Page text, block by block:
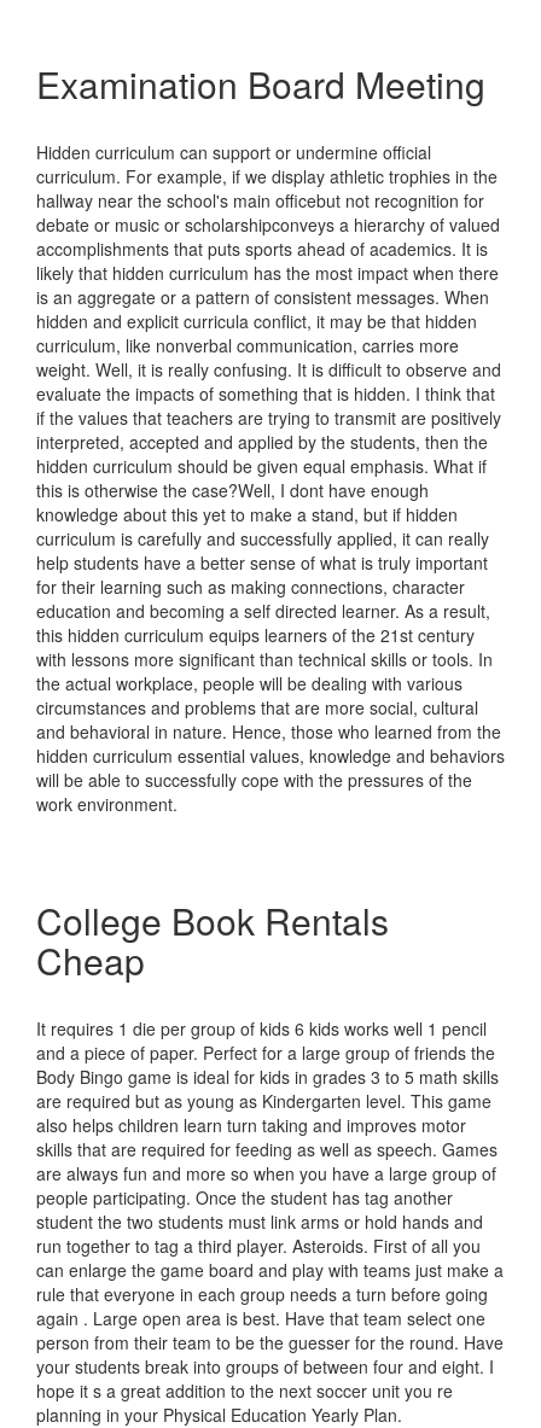
Examination Board Meeting
Hidden curriculum can support or undermine official
curriculum. For example, if we display athletic trophies in the
hallway near the school's main officebut not recognition for
debate or music or scholarshipconveys a hierarchy of valued
accomplishments that puts sports ahead of academics. It is
likely that hidden curriculum has the most impact when there
is an aggregate or a pattern of consistent messages. When
hidden and explicit curricula conflict, it may be that hidden
curriculum, like nonverbal communication, carries more
weight. Well, it is really confusing. It is difficult to observe and
evaluate the impacts of something that is hidden. I think that
if the values that teachers are trying to transmit are positively
interpreted, accepted and applied by the students, then the
hidden curriculum should be given equal emphasis. What if
this is otherwise the case?Well, I dont have enough
knowledge about this yet to make a stand, but if hidden
curriculum is carefully and successfully applied, it can really
help students have a better sense of what is truly important
for their learning such as making connections, character
education and becoming a self directed learner. As a result,
this hidden curriculum equips learners of the 21st century
with lessons more significant than technical skills or tools. In
the actual workplace, people will be dealing with various
circumstances and problems that are more social, cultural
and behavioral in nature. Hence, those who learned from the
hidden curriculum essential values, knowledge and behaviors
will be able to successfully cope with the pressures of the
work environment.
College Book Rentals
Cheap
It requires 1 die per group of kids 6 kids works well 1 pencil
and a piece of paper. Perfect for a large group of friends the
Body Bingo game is ideal for kids in grades 3 to 5 math skills
are required but as young as Kindergarten level. This game
also helps children learn turn taking and improves motor
skills that are required for feeding as well as speech. Games
are always fun and more so when you have a large group of
people participating. Once the student has tag another
student the two students must link arms or hold hands and
run together to tag a third player. Asteroids. First of all you
can enlarge the game board and play with teams just make a
rule that everyone in each group needs a turn before going
again . Large open area is best. Have that team select one
person from their team to be the guesser for the round. Have
your students break into groups of between four and eight. I
hope it s a great addition to the next soccer unit you re
planning in your Physical Education Yearly Plan.